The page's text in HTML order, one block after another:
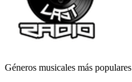
Géneros musicales más populares